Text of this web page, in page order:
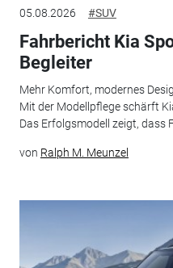
05.08.2026 #SUV
Fahrbericht Kia
Begleiter
Mehr Komfort, modernes
Mit der Modellpflege schärft
Das Erfolgsmodell zeigt, dass
von Ralph M. Meunzel